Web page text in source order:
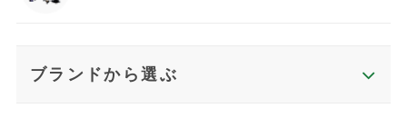
ブランドから選ぶ